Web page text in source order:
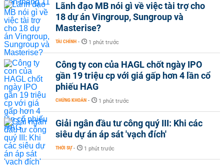
Lãnh đạo MB nói gì về việc tài trợ cho
18 dự án Vingroup, Sungroup và
Masterise?
TÀI CHÍNH - 1 phút trước
Công ty con của HAGL chốt ngày IPO
gần 19 triệu cp với giá gấp hơn 4 lần cổ
phiếu HAG
CHỨNG KHOÁN - 1 phút trước
Giải ngân đầu tư công quý III: Khi các
siêu dự án áp sát 'vạch đích'
THỜI SỰ - 1 phút trước